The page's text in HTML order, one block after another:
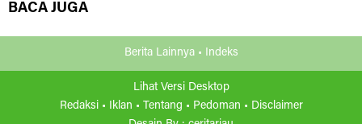
BACA JUGA
Berita Lainnya • Indeks
Lihat Versi Desktop
Redaksi •
Iklan • Tentang • Pedoman • Disclaimer